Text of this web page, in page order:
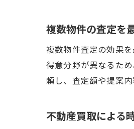
複数物件の査定を
複数物件査定の効果
得意分野が異なるた
頼し、査定額や提案
不動産買取による